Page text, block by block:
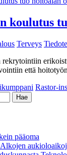
koulutus
Terveys Tiedote
että
Rastor-
pääoma